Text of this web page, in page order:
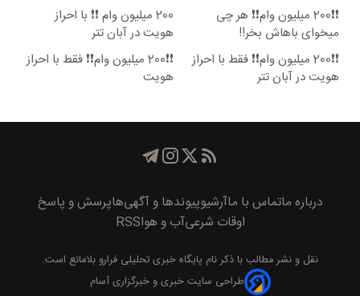
❗❗200 میلیون وام❗❗ هر چی
میخوای باهاش بخر!!
200 میلیون وام ❗❗ با احراز
هویت در آبان تتر
❗❗200 میلیون وام❗❗ فقط با احراز
هویت در آبان تتر
❗❗200 میلیون وام❗❗ فقط با احراز
هویت
درباره ماتماس با ماآرشیوپیوند‌ها و آگهی‌هاپرسش و پاسخ
اوقات شرعیآب و هواRSS
نقل و نشر مطالب با ذکر نام پايگاه خبری تحليلی فرارو بلامانع است.
طراحی سایت خبری و خبرگزاری آسام